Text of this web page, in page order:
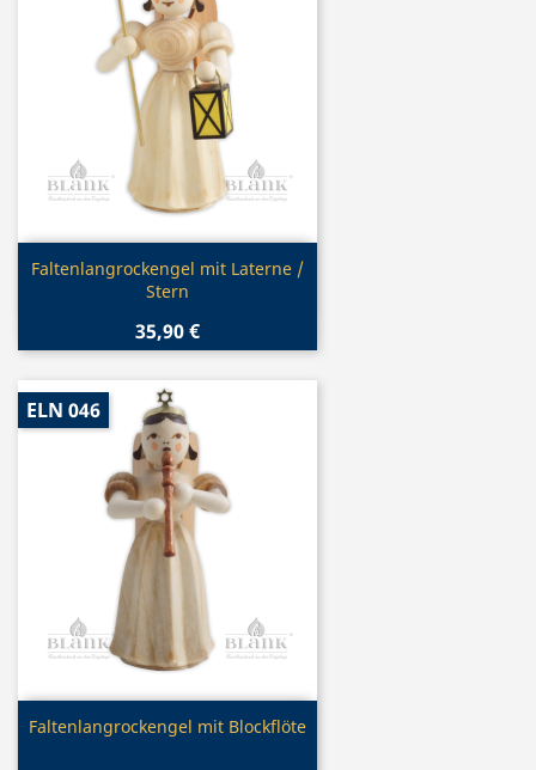
Vorschau
Faltenlangrockengel mit Laterne /
Stern
35,90 €
Vorschau
Faltenlangrockengel mit Blockflöte
ELN 046